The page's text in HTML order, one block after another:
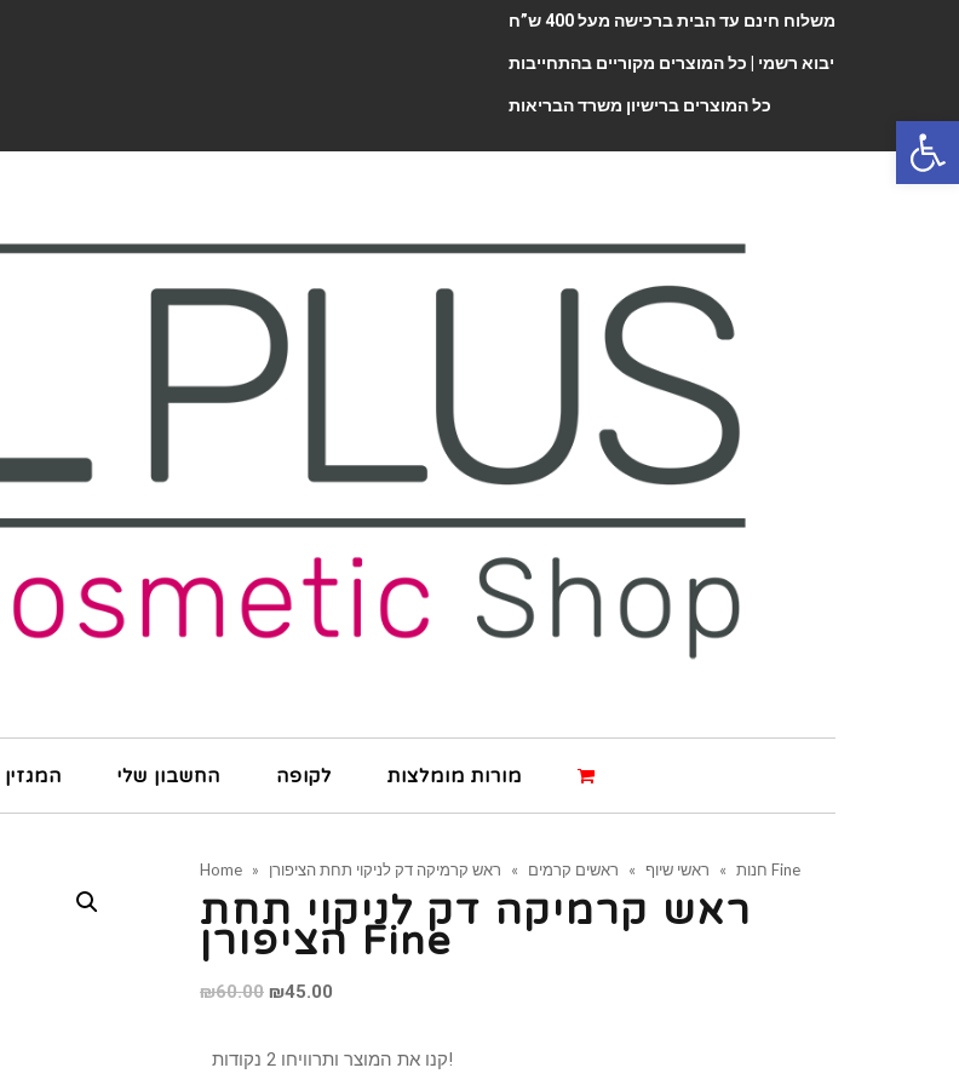
משלוח חינם עד הבית ברכישה מעל 400 ש”ח
יבוא רשמי | כל המוצרים מקוריים בהתחייבות
כל המוצרים ברישיון משרד הבריאות
המגזין החשבון שלי לקופה מורות מומלצות
Home » חנות » ראשי שיוף » ראשים קרמים » ראש קרמיקה דק לניקוי תחת הציפורן Fine
ראש קרמיקה דק לניקוי תחת
הציפורן Fine
₪60.00 Original
was:
₪45.00
is:
קנו את המוצר ותרוויחו 2 נקודות!